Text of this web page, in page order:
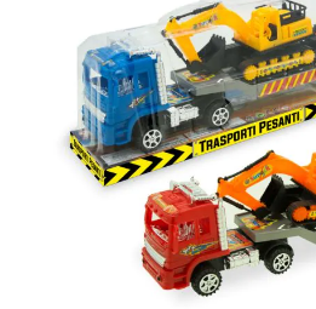
CAMION MEZZI
CODICE:65902